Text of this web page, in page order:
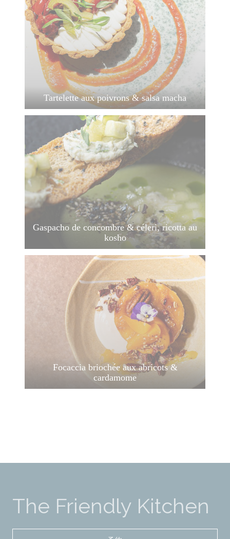
Tartelette aux poivrons & salsa macha
Gaspacho de concombre & céleri, ricotta au
kosho
Focaccia briochée aux abricots &
cardamome
The Friendly Kitchen